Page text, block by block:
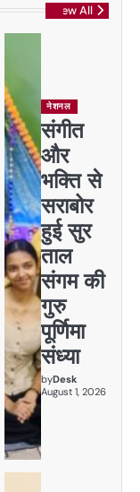
View All
नेशनल
संगीत
और
भक्ति से
सराबोर
हुई सुर
ताल
संगम की
गुरु
पूर्णिमा
संध्या
byDesk
August 1, 2026